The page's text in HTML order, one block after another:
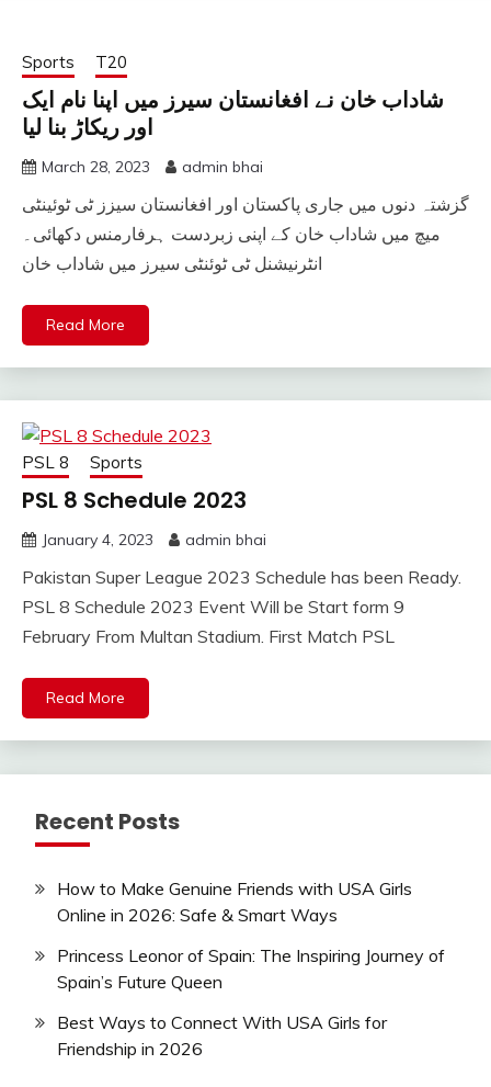
Sports T20
شاداب خان نے افغانستان سیرز میں اپنا نام ایک
اور ریکاڑ بنا لیا
March 28, 2023 admin bhai
گزشتہ دنوں میں جاری پاکستان اور افغانستان سیزز ٹی ٹوئینٹی
میچ میں شاداب خان کے اپنی زبردست ہرفارمنس دکھائی۔
انٹرنیشنل ٹی ٹوئنٹی سیرز میں شاداب خان
Read More
PSL 8 Sports
PSL 8 Schedule 2023
January 4, 2023 admin bhai
Pakistan Super League 2023 Schedule has been Ready.
PSL 8 Schedule 2023 Event Will be Start form 9
February From Multan Stadium. First Match PSL
Read More
Recent Posts
How to Make Genuine Friends with USA Girls
Online in 2026: Safe & Smart Ways
Princess Leonor of Spain: The Inspiring Journey of
Spain’s Future Queen
Best Ways to Connect With USA Girls for
Friendship in 2026